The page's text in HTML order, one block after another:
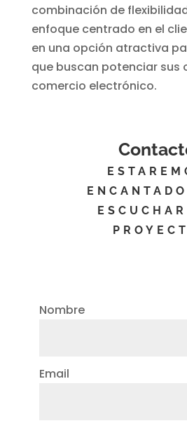
combinación de
enfoque centrado en el
en una opción atractiva
que buscan potenciar sus
comercio electrónico.
Nombre
Email